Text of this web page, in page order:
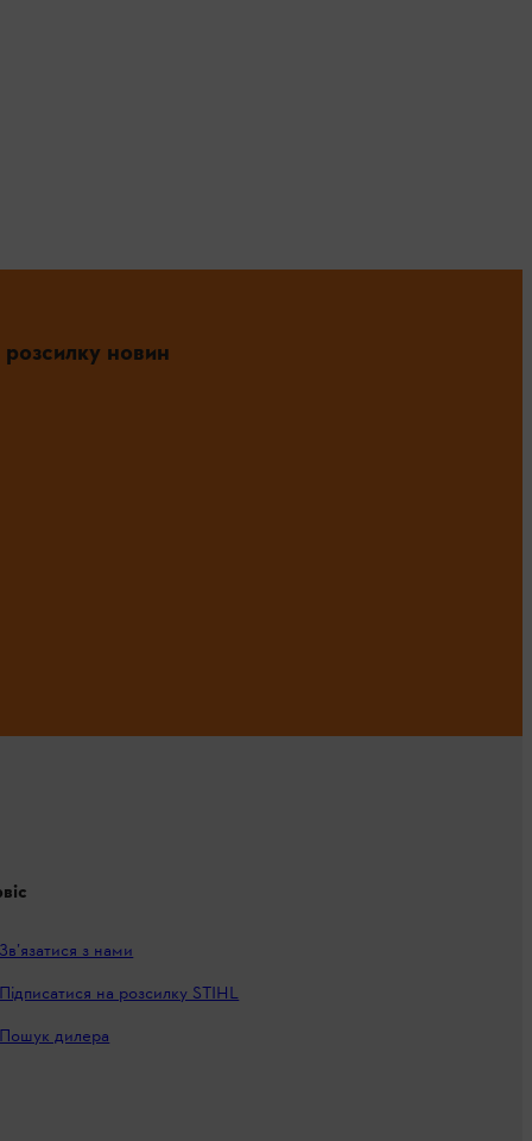
новин
Зв’язатися з нами
Підписатися на розсилку STIHL
Пошук дилера